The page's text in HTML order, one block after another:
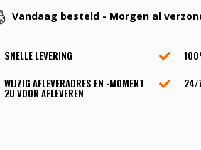
Vandaag besteld - Morgen al
SNELLE LEVERING
WIJZIG AFLEVERADRES EN -MOMENT
2U VOOR AFLEVEREN
24/